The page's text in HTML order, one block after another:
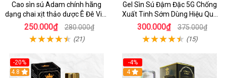
Cao sìn sú Adam chính hãng
dạng chai xịt thảo dược Ê Đê Việt
Nam
250.000₫ 280.000₫
(21)
Gel Sìn Sú Đậm Đặc 5G Chống
Xuất Tinh Sớm Dùng Hiệu Quả
Lâu
300.000₫ 375.000₫
(15)
-20%
4.8
-4%
4